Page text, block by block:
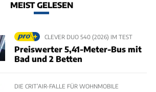
MEIST GELESEN
CLEVER DUO 540 (2026) IM TEST
Preiswerter 5,41-Meter-Bus mit
Bad und 2 Betten
DIE CRIT’AIR-FALLE FÜR WOHNMOBILE